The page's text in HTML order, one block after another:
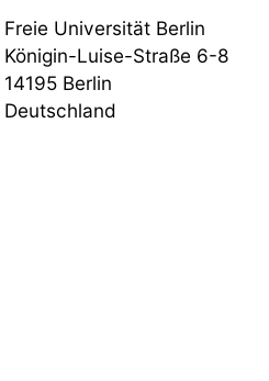
Freie Universität Berlin
Königin-Luise-Straße 6-8
14195 Berlin
Deutschland